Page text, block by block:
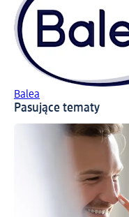
Balea
Pasujące tematy